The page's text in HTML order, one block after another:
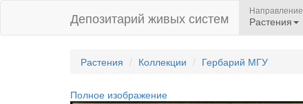
Депозитарий живых систем Направление
Растения
Растения Коллекции Гербарий МГУ
Полное изображение